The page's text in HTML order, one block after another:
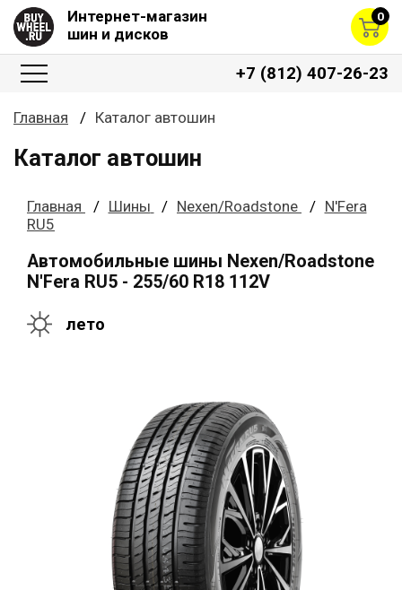
Интернет-магазин
шин и дисков
0
+7 (812) 407-26-23
Главная Каталог автошин
Каталог автошин
Главная Шины Nexen/Roadstone
N'Fera
RU5
Автомобильные шины Nexen/Roadstone
N'Fera RU5 - 255/60 R18 112V
лето